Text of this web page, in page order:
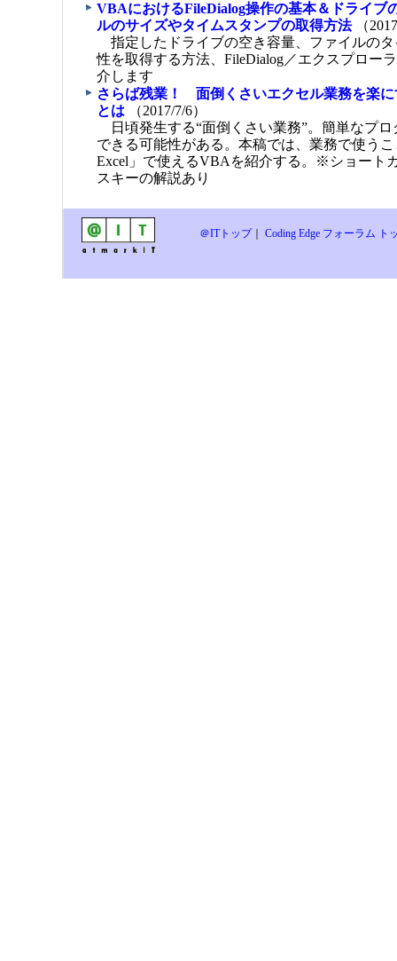
VBAにおけるFileDialog操作の基本＆ドライブ
ルのサイズやタイムスタンプの取得方法（
指定したドライブの空き容量、ファイルの
性を取得する方法、FileDialog／エクスプロー
介します
さらば残業！ 面倒くさいエクセル業務を楽
とは （2017/7/6）
日頃発生する“面倒くさい業務”。簡単なプ
できる可能性がある。本稿では、業務で使う
Excel」で使えるVBAを紹介する。※ショート
スキーの解説あり
＠ITトップ｜ Coding Edge フォーラム ト